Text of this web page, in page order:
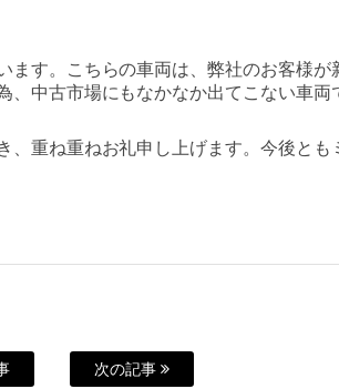
す。こちらの車両は、弊社のお客様
中古市場にもなかなか出てこない車両
重ね重ねお礼申し上げます。今後と
次の記事